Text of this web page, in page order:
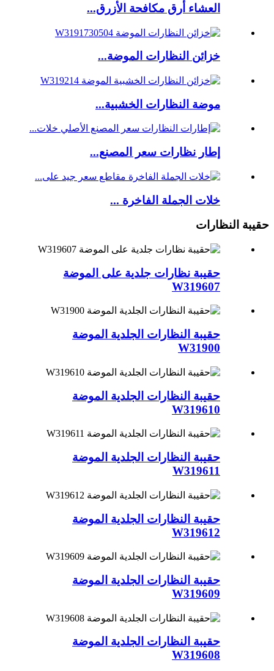
العشاء أرق مكافحة الأزرق...
خزائن النظارات الموضة...
موضة النظارات الخشبية...
إطار نظارات سعر المصنع...
خلات الجملة الفاخرة ...
حقيبة النظارات
حقيبة نظارات جلدية على الموضة
W319607
حقيبة النظارات الجلدية الموضة
W31900
حقيبة النظارات الجلدية الموضة
W319610
حقيبة النظارات الجلدية الموضة
W319611
حقيبة النظارات الجلدية الموضة
W319612
حقيبة النظارات الجلدية الموضة
W319609
حقيبة النظارات الجلدية الموضة
W319608